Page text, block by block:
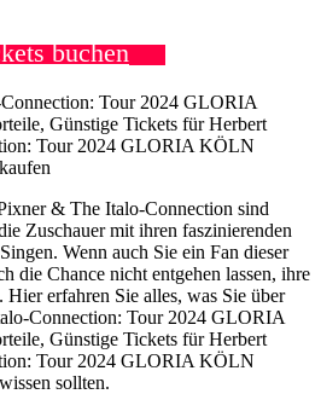
buchen
Tour 2024 GLORIA
Günstige Tickets für Herbert
Tour 2024 GLORIA KÖLN
& The Italo-Connection sind
Zuschauer mit ihren faszinierenden
Wenn auch Sie ein Fan dieser
die Chance nicht entgehen lassen, ihre
erfahren Sie alles, was Sie über
Connection: Tour 2024 GLORIA
Günstige Tickets für Herbert
Tour 2024 GLORIA KÖLN
sollten.